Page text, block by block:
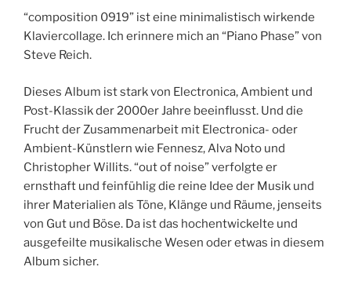
“composition 0919” ist eine minimalistisch wirkende
Klaviercollage. Ich erinnere mich an “Piano Phase” von
Steve Reich.
Dieses Album ist stark von Electronica, Ambient und
Post-Klassik der 2000er Jahre beeinflusst. Und die
Frucht der Zusammenarbeit mit Electronica- oder
Ambient-Künstlern wie Fennesz, Alva Noto und
Christopher Willits. “out of noise” verfolgte er
ernsthaft und feinfühlig die reine Idee der Musik und
ihrer Materialien als Töne, Klänge und Räume, jenseits
von Gut und Böse. Da ist das hochentwickelte und
ausgefeilte musikalische Wesen oder etwas in diesem
Album sicher.